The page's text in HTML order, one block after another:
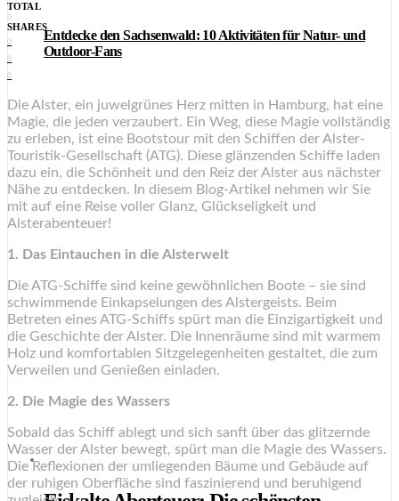
Entdecke den Sachsenwald: 10 Aktivitäten für Natur- und
Outdoor-Fans
TOTAL
0
SHARES
0
0
0
Die Alster, ein juwelgrünes Herz mitten in Hamburg, hat eine
Magie, die jeden verzaubert. Ein Weg, diese Magie vollständig
zu erleben, ist eine Bootstour mit den Schiffen der Alster-
Touristik-Gesellschaft (ATG). Diese glänzenden Schiffe laden
dazu ein, die Schönheit und den Reiz der Alster aus nächster
Nähe zu entdecken. In diesem Blog-Artikel nehmen wir Sie
mit auf eine Reise voller Glanz, Glückseligkeit und
Alsterabenteuer!
1. Das Eintauchen in die Alsterwelt
Die ATG-Schiffe sind keine gewöhnlichen Boote – sie sind
schwimmende Einkapselungen des Alstergeists. Beim
Betreten eines ATG-Schiffs spürt man die Einzigartigkeit und
die Geschichte der Alster. Die Innenräume sind mit warmem
Holz und komfortablen Sitzgelegenheiten gestaltet, die zum
Verweilen und Genießen einladen.
2. Die Magie des Wassers
Sobald das Schiff ablegt und sich sanft über das glitzernde
Wasser der Alster bewegt, spürt man die Magie des Wassers.
Die Reflexionen der umliegenden Bäume und Gebäude auf
der ruhigen Oberfläche sind faszinierend und beruhigend